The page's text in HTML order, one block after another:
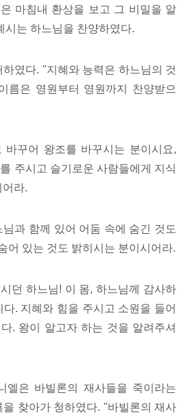
마침내 환상을 보고 그 비밀을 알
시는 하느님을 찬양하였다.
하였다. "지혜와 능력은 하느님의 것
름은 영원부터 영원까지 찬양받으
바꾸어 왕조를 바꾸시는 분이시요,
주시고 슬기로운 사람들에게 지식
어라.
과 함께 있어 어둠 속에 숨긴 것도
어 있는 것도 밝히시는 분이시어라.
던 하느님! 이 몸, 하느님께 감사하
. 지혜와 힘을 주시고 소원을 들어
. 왕이 알고자 하는 것을 알려주셔
엘은 바빌론의 재사들을 죽이라는
을 찾아가 청하였다. "바빌론의 재사